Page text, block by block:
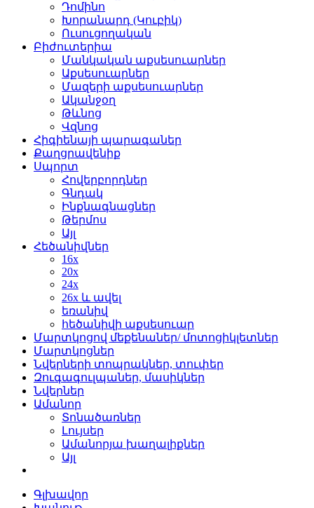
Դոմինո
Խորանարդ (Կուբիկ)
Ուսուցողական
Բիժուտերիա
Մանկական աքսեսուարներ
Աքսեսուարներ
Մազերի աքսեսուարներ
Ականջօղ
Թևնոց
Վզնոց
Հիգիենայի պարագաներ
Քաղցրավենիք
Սպորտ
Հովերբորդներ
Գնդակ
Ինքնագնացներ
Թերմոս
Այլ
Հեծանիվներ
16x
20x
24x
26x և ավել
եռանիվ
հեծանիվի աքսեսուար
Մարտկոցով մեքենաներ/ մոտոցիկլետներ
Մարտկոցներ
Նվերների տոպրակներ, տուփեր
Զուգագուլպաներ, մասիկներ
Նվերներ
Ամանոր
Տոնածառներ
Լույսեր
Ամանորյա խաղալիքներ
Այլ
Գլխավոր